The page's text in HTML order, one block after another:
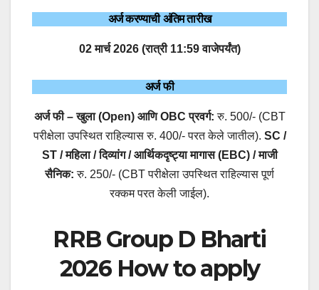
अर्ज करण्याची अंतिम तारीख
02 मार्च 2026 (रात्री 11:59 वाजेपर्यंत)
अर्ज फी
अर्ज फी – खुला (Open) आणि OBC प्रवर्ग: रु. 500/- (CBT
परीक्षेला उपस्थित राहिल्यास रु. 400/- परत केले जातील). SC /
ST / महिला / दिव्यांग / आर्थिकदृष्ट्या मागास (EBC) / माजी
सैनिक: रु. 250/- (CBT परीक्षेला उपस्थित राहिल्यास पूर्ण
रक्कम परत केली जाईल).
RRB Group D Bharti
2026 How to apply